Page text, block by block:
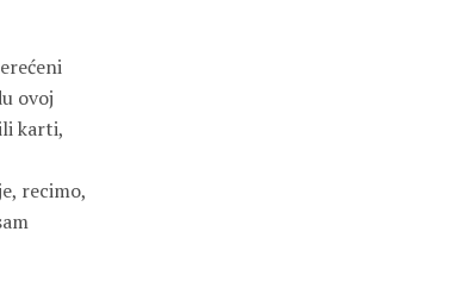
ovoj
karti,
recimo,